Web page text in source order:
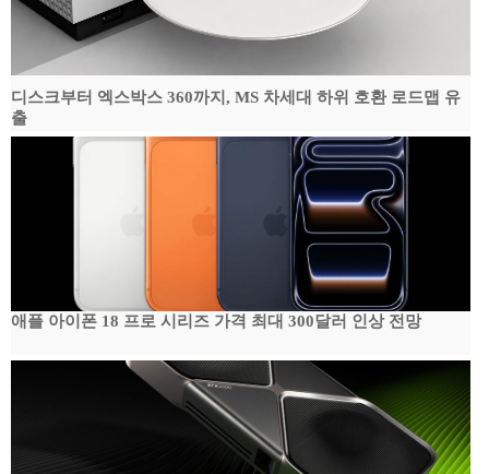
디스크부터 엑스박스 360까지, MS 차세대 하위 호환 로드맵 유
출
애플 아이폰 18 프로 시리즈 가격 최대 300달러 인상 전망